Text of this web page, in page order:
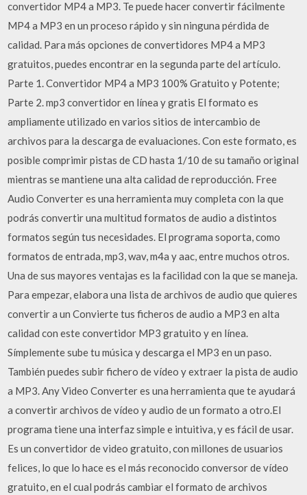
convertidor MP4 a MP3. Te puede hacer convertir fácilmente
MP4 a MP3 en un proceso rápido y sin ninguna pérdida de
calidad. Para más opciones de convertidores MP4 a MP3
gratuitos, puedes encontrar en la segunda parte del artículo.
Parte 1. Convertidor MP4 a MP3 100% Gratuito y Potente;
Parte 2. mp3 convertidor en línea y gratis El formato es
ampliamente utilizado en varios sitios de intercambio de
archivos para la descarga de evaluaciones. Con este formato, es
posible comprimir pistas de CD hasta 1/10 de su tamaño original
mientras se mantiene una alta calidad de reproducción. Free
Audio Converter es una herramienta muy completa con la que
podrás convertir una multitud formatos de audio a distintos
formatos según tus necesidades. El programa soporta, como
formatos de entrada, mp3, wav, m4a y aac, entre muchos otros.
Una de sus mayores ventajas es la facilidad con la que se maneja.
Para empezar, elabora una lista de archivos de audio que quieres
convertir a un Convierte tus ficheros de audio a MP3 en alta
calidad con este convertidor MP3 gratuito y en línea.
Símplemente sube tu música y descarga el MP3 en un paso.
También puedes subir fichero de vídeo y extraer la pista de audio
a MP3. Any Video Converter es una herramienta que te ayudará
a convertir archivos de vídeo y audio de un formato a otro.El
programa tiene una interfaz simple e intuitiva, y es fácil de usar.
Es un convertidor de video gratuito, con millones de usuarios
felices, lo que lo hace es el más reconocido conversor de vídeo
gratuito, en el cual podrás cambiar el formato de archivos